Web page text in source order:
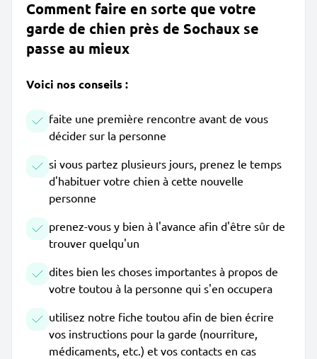
Comment faire en sorte que votre
garde de chien près de Sochaux se
passe au mieux
Voici nos conseils :
faite une première rencontre avant de vous
décider sur la personne
si vous partez plusieurs jours, prenez le temps
d'habituer votre chien à cette nouvelle
personne
prenez-vous y bien à l'avance afin d'être sûr de
trouver quelqu'un
dites bien les choses importantes à propos de
votre toutou à la personne qui s'en occupera
utilisez notre fiche toutou afin de bien écrire
vos instructions pour la garde (nourriture,
médicaments, etc.) et vos contacts en cas